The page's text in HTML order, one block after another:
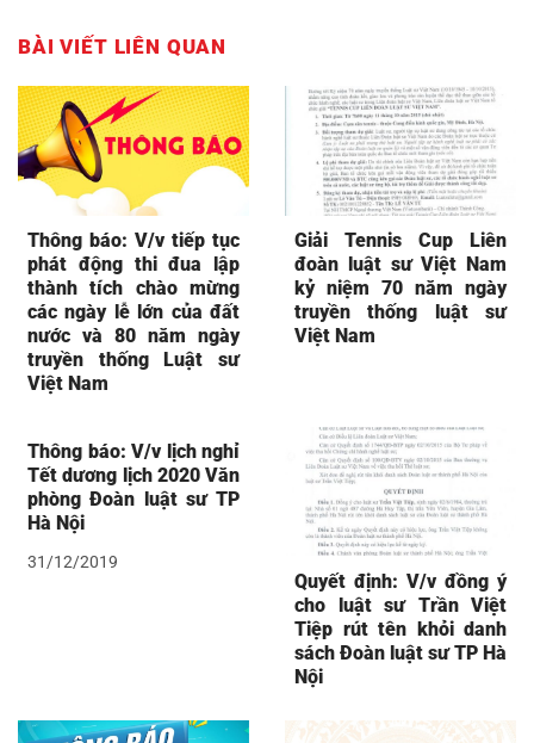
BÀI VIẾT LIÊN QUAN
Thông báo: V/v tiếp tục
phát động thi đua lập
thành tích chào mừng
các ngày lễ lớn của đất
nước và 80 năm ngày
truyền thống Luật sư
Việt Nam
Giải Tennis Cup Liên
đoàn luật sư Việt Nam
kỷ niệm 70 năm ngày
truyền thống luật sư
Việt Nam
Thông báo: V/v lịch nghỉ
Tết dương lịch 2020 Văn
phòng Đoàn luật sư TP
Hà Nội
31/12/2019
Quyết định: V/v đồng ý
cho luật sư Trần Việt
Tiệp rút tên khỏi danh
sách Đoàn luật sư TP Hà
Nội